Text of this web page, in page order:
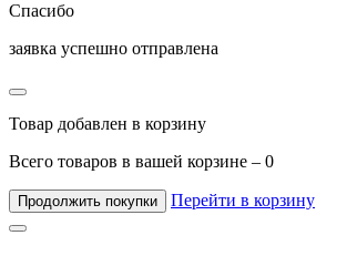
Спасибо
заявка успешно отправлена
Товар добавлен в корзину
Всего товаров в вашей корзине – 0
Продолжить покупки Перейти в корзину